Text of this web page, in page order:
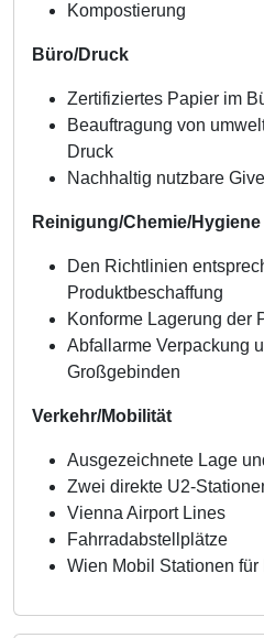
Kompostierung
Büro/Druck
Zertifiziertes Papier im
Beauftragung von
Druck
Nachhaltig nutzbare
Reinigung/Chemie/Hygiene
Den Richtlinien
Produktbeschaffung
Konforme Lagerung der
Abfallarme Verpackung
Großgebinden
Verkehr/Mobilität
Ausgezeichnete Lage
Zwei direkte U2-
Vienna Airport Lines
Fahrradabstellplätze
Wien Mobil Stationen für